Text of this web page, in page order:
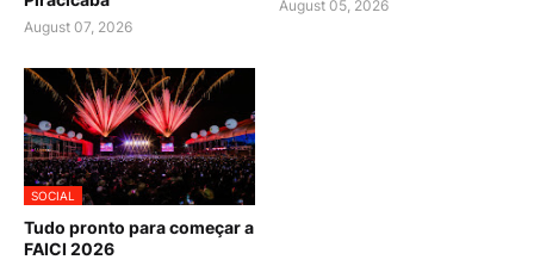
August 07, 2026
August 05, 2026
SOCIAL
Tudo pronto para começar a
FAICI 2026